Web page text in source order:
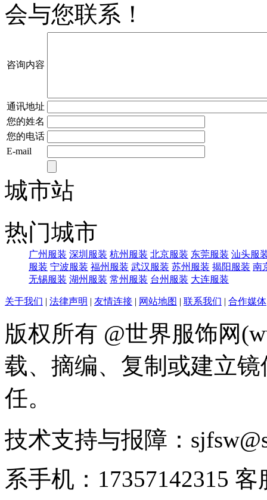
会与您联系！
咨询内容
通讯地址
您的姓名
您的电话
E-mail
城市站
热门城市
广州服装 深圳服装 杭州服装 北京服装 东莞服装 汕头服
服装 宁波服装 福州服装 武汉服装 苏州服装 揭阳服装 南
无锡服装 湖州服装 常州服装 台州服装 大连服装
关于我们 | 法律声明 | 友情连接 | 网站地图 | 联系我们 | 合作媒体
版权所有 @世界服饰网
载、摘编、复制或建立
任。
技术支持与报障：
系手机：17357142315 客